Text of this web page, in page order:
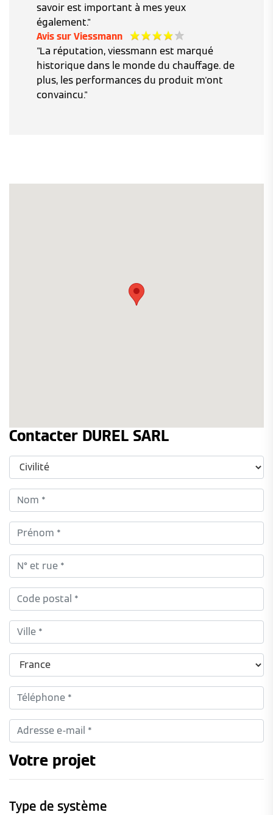
savoir est important à mes yeux
également."
Avis sur Viessmann
"La réputation, viessmann est marqué
historique dans le monde du chauffage. de
plus, les performances du produit m'ont
convaincu."
Contacter DUREL SARL
Votre projet
Type de système